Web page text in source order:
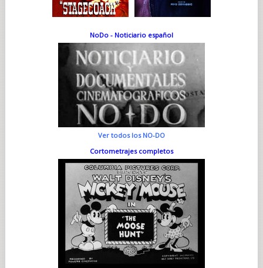
NoDo - Noticiario español
Ver todos los NO-DO
Cortometrajes completos